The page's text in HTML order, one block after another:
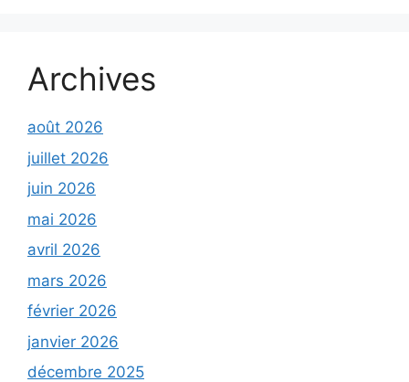
Archives
août 2026
juillet 2026
juin 2026
mai 2026
avril 2026
mars 2026
février 2026
janvier 2026
décembre 2025